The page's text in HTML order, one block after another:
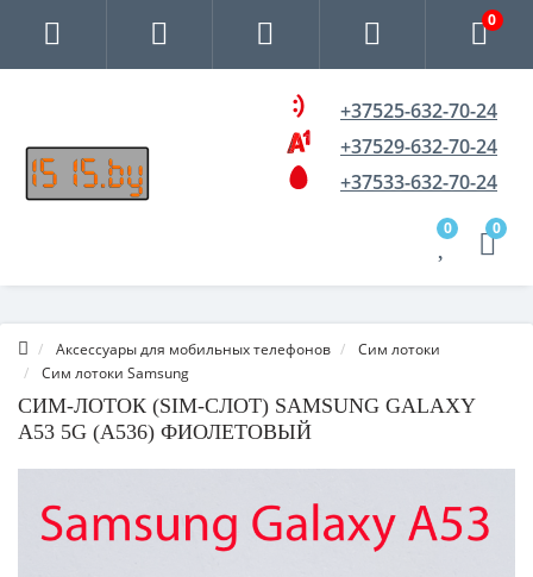
0
+37525-632-70-24
+37529-632-70-24
+37533-632-70-24
0 0
Аксессуары для мобильных телефонов
Сим лотоки
Сим лотоки Samsung
CИМ-ЛОТОК (SIM-СЛОТ) SAMSUNG GALAXY
A53 5G (A536) ФИОЛЕТОВЫЙ